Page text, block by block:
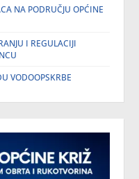
NA PODRUČJU OPĆINE
I REGULACIJI
VODOOPSKRBE